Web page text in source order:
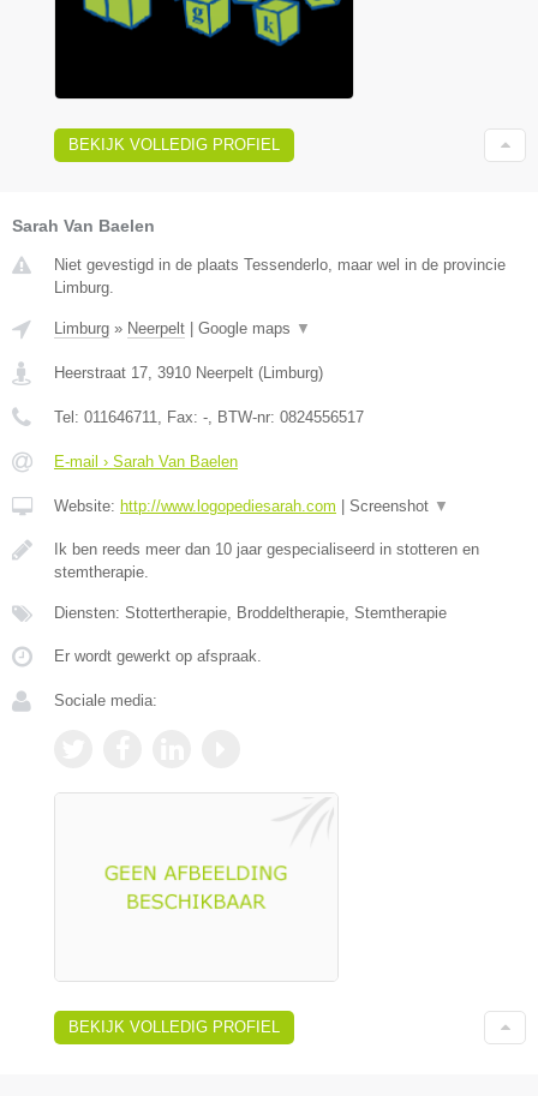
BEKIJK VOLLEDIG PROFIEL
Sarah Van Baelen
Niet gevestigd in de plaats Tessenderlo, maar wel in de provincie
Limburg.
Limburg » Neerpelt | Google maps ▼
Heerstraat 17 3910 Neerpelt (Limburg)
Tel: 011646711 , Fax: - , BTW-nr: 0824556517
E-mail › Sarah Van Baelen
Website: http://www.logopediesarah.com | Screenshot ▼
Ik ben reeds meer dan 10 jaar gespecialiseerd in stotteren en
stemtherapie.
Diensten: Stottertherapie, Broddeltherapie, Stemtherapie
Er wordt gewerkt op afspraak.
Sociale media:
BEKIJK VOLLEDIG PROFIEL